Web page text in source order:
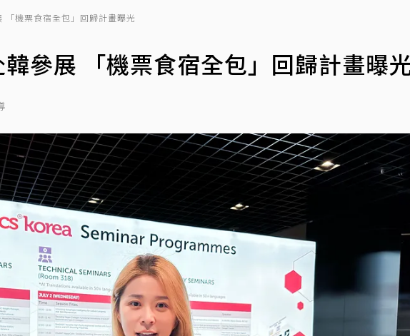
「機票食宿全包」回歸計畫曝光
參展 「機票食宿全包」回歸計畫曝